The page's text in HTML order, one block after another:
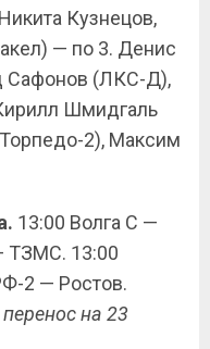
Кузнецов,
— по 3. Денис
Сафонов (ЛКС-Д),
Шмидгаль
2), Максим
13:00 Волга С —
ТЗМС. 13:00
2 — Ростов.
на 23